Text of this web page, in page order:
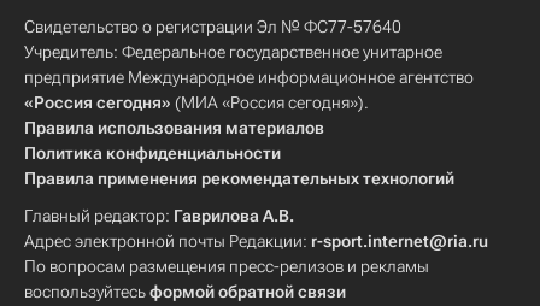
Свидетельство о регистрации Эл № ФС77-57640
Учредитель: Федеральное государственное унитарное
предприятие Международное информационное агентство
«Россия сегодня» (МИА «Россия сегодня»).
Правила использования материалов
Политика конфиденциальности
Правила применения рекомендательных технологий
Главный редактор: Гаврилова А.В.
Адрес электронной почты Редакции: r-sport.internet@ria.ru
По вопросам размещения пресс-релизов и рекламы
воспользуйтесьформой обратной связи